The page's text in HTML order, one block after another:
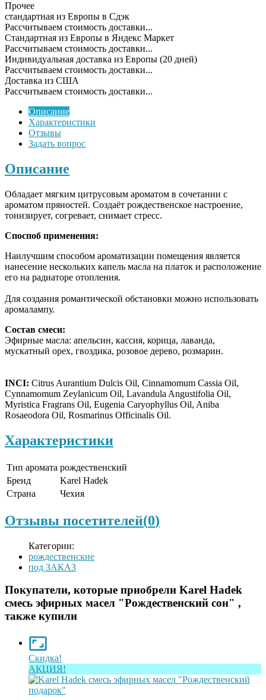
Прочее
cтандартная из Европы в Сдэк
Рассчитываем стоимость доставки...
Стандартная из Европы в Яндекс Маркет
Рассчитываем стоимость доставки...
Индивидуальная доставка из Европы (20 дней)
Рассчитываем стоимость доставки...
Доставка из США
Рассчитываем стоимость доставки...
Описание
Характеристики
Отзывы
Задать вопрос
Описание
Обладает мягким цитрусовым ароматом в сочетании с
ароматом пряностей. Создаёт рождественское настроение,
тонизирует, согревает, снимает стресс.
Споспоб применения:
Наилучшим способом ароматизации помещения является
нанесение нескольких капель масла на платок и расположение
его на радиаторе отопления.
Для создания романтической обстановки можно использовать
аромалампу.
Состав смеси:
Эфирные масла: апельсин, кассия, корица, лаванда,
мускатный орех, гвоздика, розовое дерево, розмарин.
INCI: Citrus Aurantium Dulcis Oil, Cinnamomum Cassia Oil,
Cynnamomum Zeylanicum Oil, Lavandula Angustifolia Oil,
Myristica Fragrans Oil, Eugenia Caryophyllus Oil, Aniba
Rosaeodora Oil, Rosmarinus Officinalis Oil.
Характеристики
Тип аромата рождественский
Бренд
Karel Hadek
Страна
Чехия
Отзывы посетителей(0)
Категории:
рождественские
под ЗАКАЗ
Покупатели, которые приобрели Karel Hadek
смесь эфирных масел "Рождественский сон" ,
также купили
Скидка!
АКЦИЯ!